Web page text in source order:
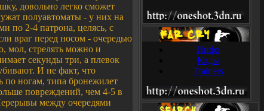
довольно легко сможет
полуавтоматы - у них на
по 2-4 патрона, целясь, с
враг перед носом - очередью
мол, стрелять можно и
секунды три, а плевок
И не факт, что
по ногам, типа бронежилет
повреждений, чем 4-5 в
между очередями
Инфо
Коды
Trainers